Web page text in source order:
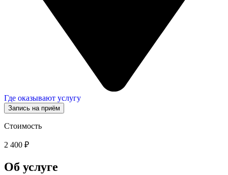
Где оказывают услугу
Запись на приём
Стоимость
2 400 ₽
Об услуге